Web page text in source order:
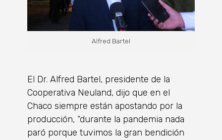
Alfred Bartel
El Dr. Alfred Bartel, presidente de la
Cooperativa Neuland, dijo que en el
Chaco siempre están apostando por la
producción, “durante la pandemia nada
paró porque tuvimos la gran bendición